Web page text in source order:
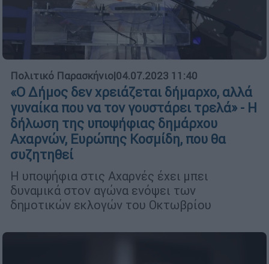
Πολιτικό Παρασκήνιο|04.07.2023 11:40
«Ο Δήμος δεν χρειάζεται δήμαρχο, αλλά
γυναίκα που να τον γουστάρει τρελά» - Η
δήλωση της υποψήφιας δημάρχου
Αχαρνών, Ευρώπης Κοσμίδη, που θα
συζητηθεί
Η υποψήφια στις Αχαρνές έχει μπει
δυναμικά στον αγώνα ενόψει των
δημοτικών εκλογών του Οκτωβρίου